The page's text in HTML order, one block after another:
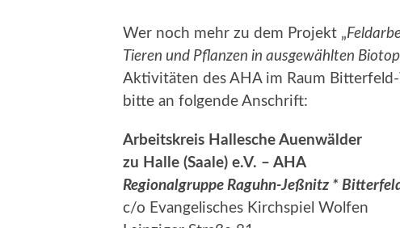
Wer noch mehr zu dem Projekt „
Tieren und Pflanzen in ausgewählten
Aktivitäten des AHA im Raum
bitte an folgende Anschrift:
Arbeitskreis Hallesche Auenwälder
zu Halle (Saale) e.V. – AHA
Regionalgruppe Raguhn-Jeßnitz *
c/o Evangelisches Kirchspiel Wolfen